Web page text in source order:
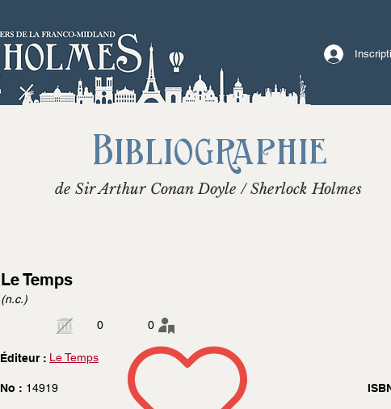
Bibliographie
de Sir Arthur Conan Doyle / Sherlock Holmes
Le Temps
(n.c.)
0
0
Éditeur : Le Temps
No : 14919